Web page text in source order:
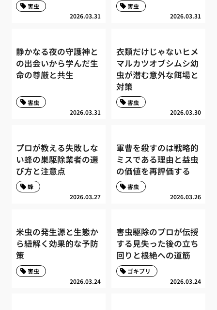
2026.03.31
害虫
2026.03.31
害虫
静かなる夜の守護神と
の出会いから学んだ生
命の尊厳と共生
2026.03.31
害虫
衣類だけじゃないヒメ
マルカツオブシムシ幼
虫が潜む意外な餌場と
対策
2026.03.30
害虫
プロが教える失敗しな
い蜂の巣駆除業者の選
び方と注意点
2026.03.27
蜂
軍曹を殺すのは戦略的
ミスである理由と益虫
の価値を再評価する
2026.03.26
害虫
米虫の発生源と生態か
ら紐解く効果的な予防
策
2026.03.24
害虫
害虫駆除のプロが伝授
する見失った後の立ち
回りと根絶への道筋
2026.03.24
ゴキブリ